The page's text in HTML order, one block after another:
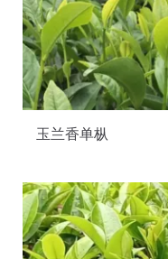
玉兰香单枞